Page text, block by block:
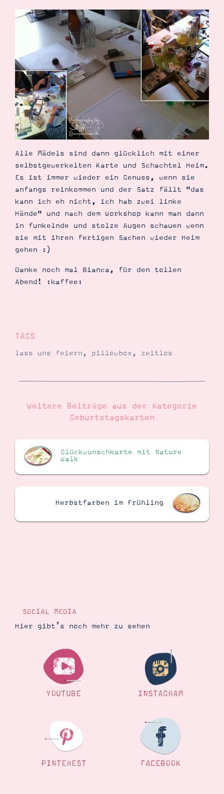
Alle Mädels sind dann glücklich mit einer
selbstgewerkelten Karte und Schachtel Heim.
Es ist immer wieder ein Genuss, wenn sie
anfangs reinkommen und der Satz fällt "das
kann ich eh nicht, ich hab zwei linke
Hände" und nach dem Workshop kann man dann
in funkelnde und stolze Augen schauen wenn
sie mit ihren fertigen Sachen wieder Heim
gehen :)
Danke noch mal Bianca, für den tollen
Abend! :kaffee:
TAGS
lass uns feiern, pillowbox, zeitlos
Weitere Beiträge aus der Kategorie
Geburtstagskarten
Glückwunschkarte mit Nature
Walk
Herbstfarben im Frühling
SOCIAL MEDIA
Hier gibt’s noch mehr zu sehen
YOUTUBE INSTAGRAM
PINTEREST FACEBOOK